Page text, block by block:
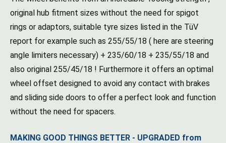
original hub fitment sizes without the need for spigot
rings or adaptors, suitable tyre sizes listed in the TüV
report for example such as 255/55/18 ( here are steering
angle limiters necessary) + 235/60/18 + 235/55/18 and
also original 255/45/18 ! Furthermore it offers an optimal
wheel offset designed to avoid any contact with brakes
and sliding side doors to offer a perfect look and function
without the need for spacers.
MAKING GOOD THINGS BETTER - UPGRADED from